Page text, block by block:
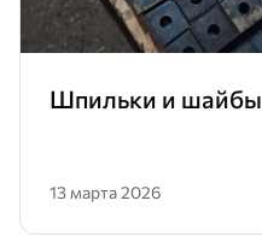
Шпильки и шайбы
13 марта 2026